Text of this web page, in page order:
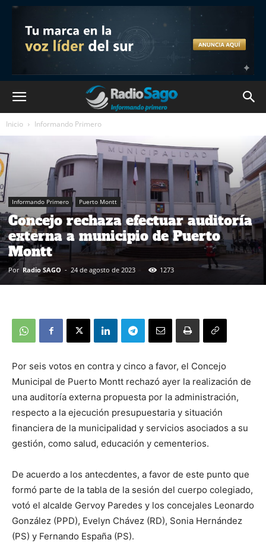
Inicio Informando Primero
Informando Primero Puerto Montt
Concejo rechaza efectuar auditoría
externa a municipio de Puerto
Montt
Por Radio SAGO - 24 de agosto de 2023 1273
Por seis votos en contra y cinco a favor, el Concejo
Municipal de Puerto Montt rechazó ayer la realización de
una auditoría externa propuesta por la administración,
respecto a la ejecución presupuestaria y situación
financiera de la municipalidad y servicios asociados a su
gestión, como salud, educación y cementerios.
De acuerdo a los antecdentes, a favor de este punto que
formó parte de la tabla de la sesión del cuerpo colegiado,
votó el alcalde Gervoy Paredes y los concejales Leonardo
González (PPD), Evelyn Chávez (RD), Sonia Hernández
(PS) y Fernando España (PS).